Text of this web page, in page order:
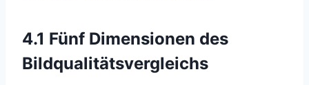
4.1 Fünf Dimensionen des
Bildqualitätsvergleichs